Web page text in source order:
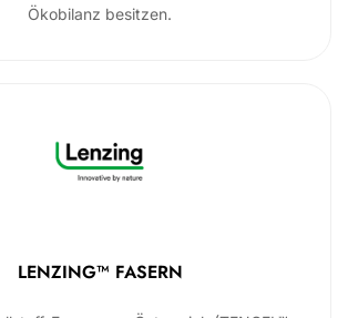
Ökobilanz besitzen.
LENZING™ FASERN